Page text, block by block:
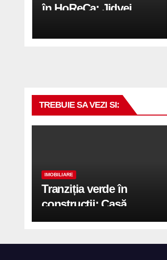
în HoReCa: Jidvei
active de creștere
Leader
TREBUIE SA VEZI SI:
IMOBILIARE
Tranziția verde în
construcții: Casă
modernă cu structură